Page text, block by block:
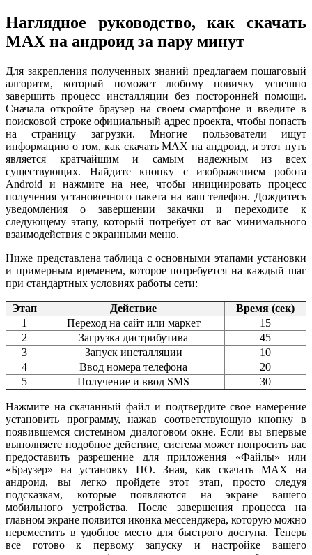
Наглядное руководство, как скачать
MAX на андроид за пару минут
Для закрепления полученных знаний предлагаем пошаговый
алгоритм, который поможет любому новичку успешно
завершить процесс инсталляции без посторонней помощи.
Сначала откройте браузер на своем смартфоне и введите в
поисковой строке официальный адрес проекта, чтобы попасть
на страницу загрузки. Многие пользователи ищут
информацию о том, как скачать MAX на андроид, и этот путь
является кратчайшим и самым надежным из всех
существующих. Найдите кнопку с изображением робота
Android и нажмите на нее, чтобы инициировать процесс
получения установочного пакета на ваш телефон. Дождитесь
уведомления о завершении закачки и переходите к
следующему этапу, который потребует от вас минимального
взаимодействия с экранными меню.
Ниже представлена таблица с основными этапами установки
и примерным временем, которое потребуется на каждый шаг
при стандартных условиях работы сети:
Этап Действие
Время (сек)
1
Переход на сайт или маркет
15
2
Загрузка дистрибутива
45
3
Запуск инсталляции
10
4
Ввод номера телефона
20
5
Получение и ввод SMS 30
Нажмите на скачанный файл и подтвердите свое намерение
установить программу, нажав соответствующую кнопку в
появившемся системном диалоговом окне. Если вы впервые
выполняете подобное действие, система может попросить вас
предоставить разрешение для приложения «Файлы» или
«Браузер» на установку ПО. Зная, как скачать MAX на
андроид, вы легко пройдете этот этап, просто следуя
подсказкам, которые появляются на экране вашего
мобильного устройства. После завершения процесса на
главном экране появится иконка мессенджера, которую можно
переместить в удобное место для быстрого доступа. Теперь
все готово к первому запуску и настройке вашего